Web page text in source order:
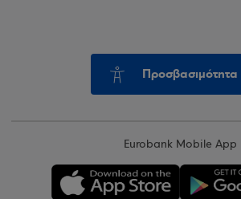
Προσβασιμότητα
Eurobank Mobile App